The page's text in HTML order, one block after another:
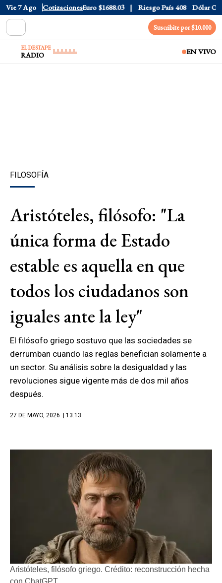
Vie 7 Ago Cotizaciones
CCL $1577.3 Euro $1688.03 Riesgo País 408 Dólar Oficial
Suscribite por $10.000
EL DESTAPE
RADIO EN VIVO
FILOSOFÍA
Aristóteles, filósofo: "La
única forma de Estado
estable es aquella en que
todos los ciudadanos son
iguales ante la ley"
El filósofo griego sostuvo que las sociedades se
derrumban cuando las reglas benefician solamente a
un sector. Su análisis sobre la desigualdad y las
revoluciones sigue vigente más de dos mil años
después.
27 DE MAYO, 2026 | 13.13
Aristóteles, filósofo griego. Crédito: reconstrucción hecha
con ChatGPT.